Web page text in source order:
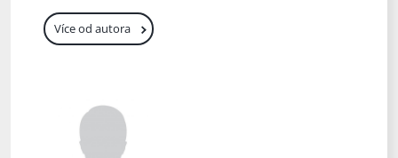
Více od autora